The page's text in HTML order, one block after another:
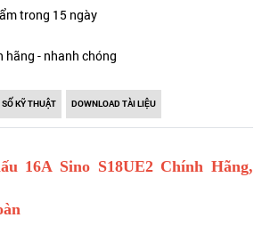
trong 15 ngày
hãng - nhanh chóng
KỸ THUẬT DOWNLOAD TÀI LIỆU
16A Sino S18UE2 Chính Hãng,